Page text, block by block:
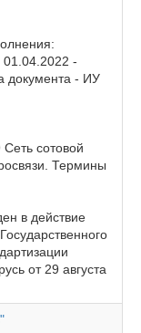
-
документа - ИУ
сотовой
Термины
в действие
от 29 августа